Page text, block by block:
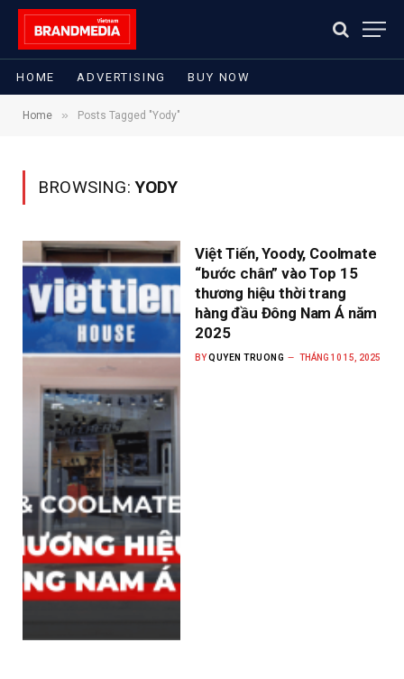
HOME ADVERTISING BUY NOW
Home » Posts Tagged "Yody"
BROWSING:YODY
Việt Tiến, Yoody, Coolmate
“bước chân” vào Top 15
thương hiệu thời trang
hàng đầu Đông Nam Á năm
2025
BYQUYEN TRUONG THÁNG 10 15, 2025